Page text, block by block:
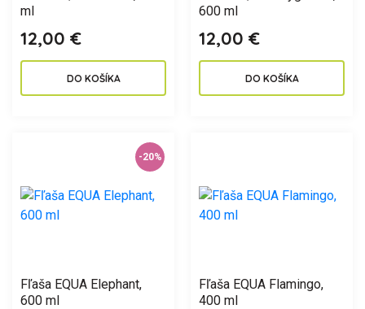
ml
12,00 €
DO KOŠÍKA
600 ml
12,00 €
DO KOŠÍKA
-20%
Fľaša EQUA Elephant,
600 ml
Fľaša EQUA Flamingo,
400 ml